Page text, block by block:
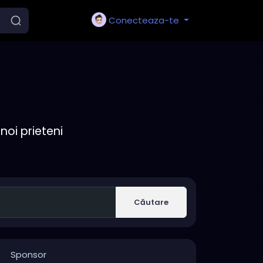
Conecteaza-te
prieteni
Căutare
Sponsor